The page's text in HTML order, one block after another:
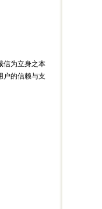
信为立身之本
户的信赖与支